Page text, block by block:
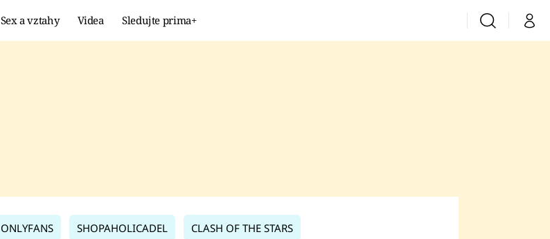
Sex a vztahy Videa Sledujte prima+ VyhledáváníMůj
ONLYFANS SHOPAHOLICADEL CLASH OF THE STARS